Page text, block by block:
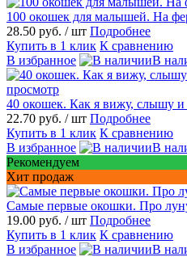
100 окошек для малышей. На
28.50 руб. / шт Подробнее
Купить в 1 клик К сравнению
В избранное
В
просмотр
40 окошек. Как я вижу, слышу и
22.70 руб. / шт Подробнее
Купить в 1 клик К сравнению
В избранное
В
Рекомендуем
Хит продаж
Самые первые окошки. Про
19.00 руб. / шт Подробнее
Купить в 1 клик К сравнению
В избранное
В